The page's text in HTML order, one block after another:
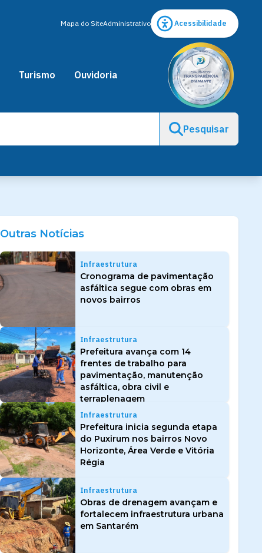
Mapa do SiteAdministrativo Acessibilidade
Turismo Ouvidoria
Pesquisar
Outras Notícias
Infraestrutura
Cronograma de pavimentação
asfáltica segue com obras em
novos bairros
Infraestrutura
Prefeitura avança com 14
frentes de trabalho para
pavimentação, manutenção
asfáltica, obra civil e
terraplenagem
Infraestrutura
Prefeitura inicia segunda etapa
do Puxirum nos bairros Novo
Horizonte, Área Verde e Vitória
Régia
Infraestrutura
Obras de drenagem avançam e
fortalecem infraestrutura urbana
em Santarém